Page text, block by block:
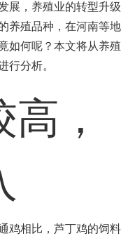
展，养殖业的转型升级
养殖品种，在河南等地
如何呢？本文将从养殖
行分析。
，
鸡相比，芦丁鸡的饲料